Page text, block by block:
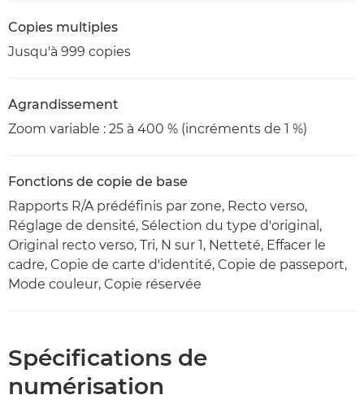
Copies multiples
Jusqu'à 999 copies
Agrandissement
Zoom variable : 25 à 400 % (incréments de 1 %)
Fonctions de copie de base
Rapports R/A prédéfinis par zone, Recto verso,
Réglage de densité, Sélection du type d'original,
Original recto verso, Tri, N sur 1, Netteté, Effacer le
cadre, Copie de carte d'identité, Copie de passeport,
Mode couleur, Copie réservée
Spécifications de
numérisation